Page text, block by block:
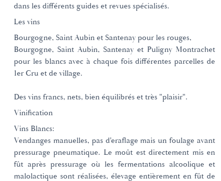
dans les différents guides et revues spécialisés.
Les vins
Bourgogne, Saint Aubin et Santenay pour les rouges,
Bourgogne, Saint Aubin, Santenay et Puligny Montrachet
pour les blancs avec à chaque fois différentes parcelles de
1er Cru et de village.
Des vins francs, nets, bien équilibrés et très "plaisir".
Vinification
Vins Blancs:
Vendanges manuelles, pas d'eraflage mais un foulage avant
pressurage pneumatique. Le moût est directement mis en
fût après pressurage où les fermentations alcoolique et
malolactique sont réalisées, élevage entièrement en fût de